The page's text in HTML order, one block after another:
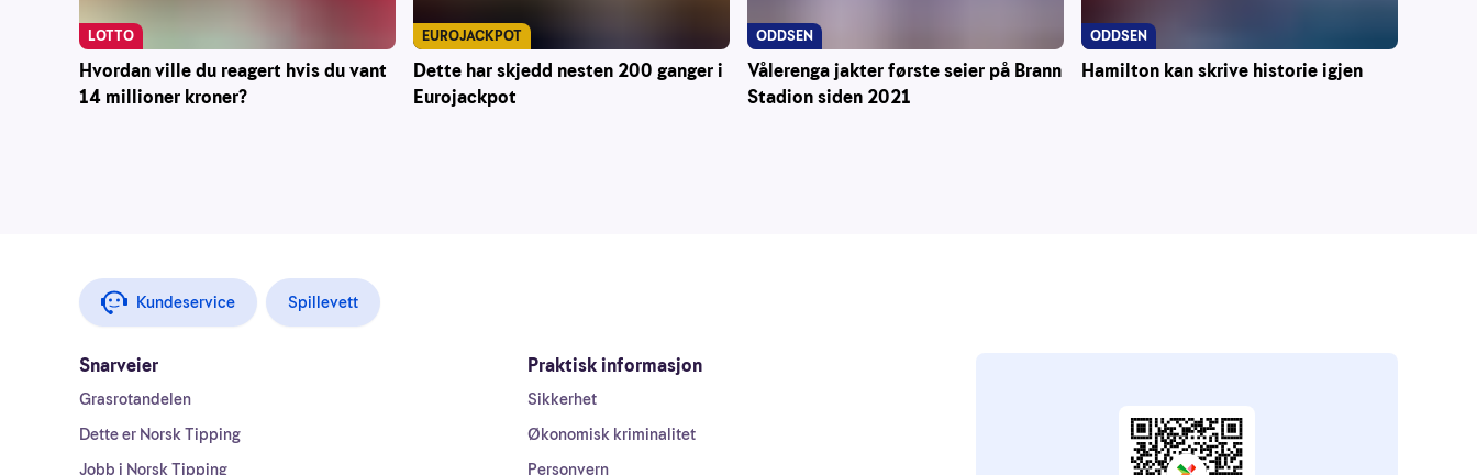
Hvordan ville du reagert hvis du vant
14 millioner kroner?
LOTTO
Dette har skjedd nesten 200 ganger i
Eurojackpot
EUROJACKPOT
Vålerenga jakter første seier på Brann
Stadion siden 2021
ODDSEN
Hamilton kan skrive historie igjen
ODDSEN
Kundeservice Spillevett
Snarveier
Grasrotandelen
Dette er Norsk Tipping
Jobb i Norsk Tipping
Praktisk informasjon
Sikkerhet
Økonomisk kriminalitet
Personvern